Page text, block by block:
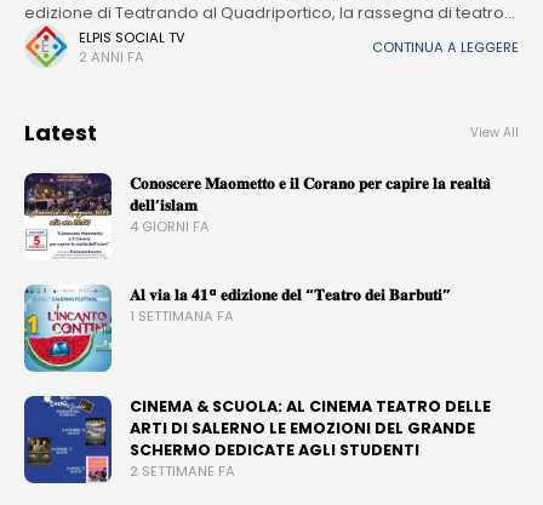
edizione di Teatrando al Quadriportico, la rassegna di teatro
amatoriale, organizzata dall'Associazione Planum Montis e
dalla compagnia " 'E Sceppacentrella"
ELPIS SOCIAL TV
2 ANNI FA
CONTINUA A LEGGERE
Latest View All
𝐂𝐨𝐧𝐨𝐬𝐜𝐞𝐫𝐞 𝐌𝐚𝐨𝐦𝐞𝐭𝐭𝐨 𝐞 𝐢𝐥 𝐂𝐨𝐫𝐚𝐧𝐨 𝐩𝐞𝐫 𝐜𝐚𝐩𝐢𝐫𝐞 𝐥𝐚 𝐫𝐞𝐚𝐥𝐭𝐚̀
𝐝𝐞𝐥𝐥’𝐢𝐬𝐥𝐚𝐦
4 GIORNI FA
𝐀𝐥 𝐯𝐢𝐚 𝐥𝐚 𝟒𝟏ª 𝐞𝐝𝐢𝐳𝐢𝐨𝐧𝐞 𝐝𝐞𝐥 “𝐓𝐞𝐚𝐭𝐫𝐨 𝐝𝐞𝐢 𝐁𝐚𝐫𝐛𝐮𝐭𝐢”
1 SETTIMANA FA
CINEMA & SCUOLA: AL CINEMA TEATRO DELLE
ARTI DI SALERNO LE EMOZIONI DEL GRANDE
SCHERMO DEDICATE AGLI STUDENTI
2 SETTIMANE FA